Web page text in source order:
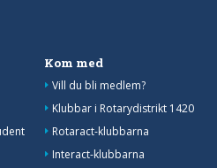
Kom med
Vill du bli medlem?
Klubbar i Rotarydistrikt 1420
Rotaract-klubbarna
Interact-klubbarna